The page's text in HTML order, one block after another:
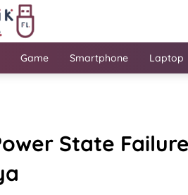
Game Smartphone Laptop
State